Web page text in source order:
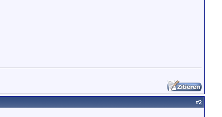
#2